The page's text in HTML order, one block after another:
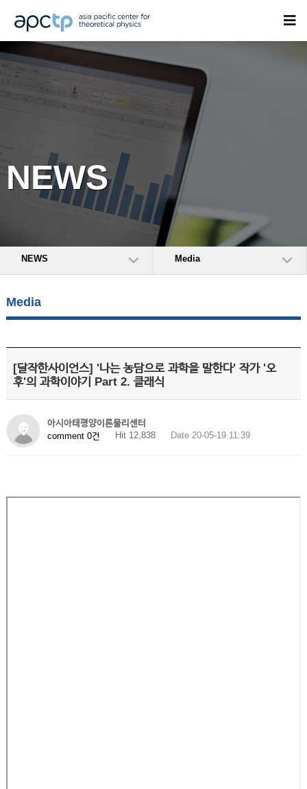
NEWS
NEWS Media
Media
[달작한사이언스] '나는 농담으로 과학을 말한다' 작가 '오
후'의 과학이야기 Part 2. 클래식
아시아태평양이론물리센터
comment 0건
Hit 12,838 Date 20-05-19 11:39